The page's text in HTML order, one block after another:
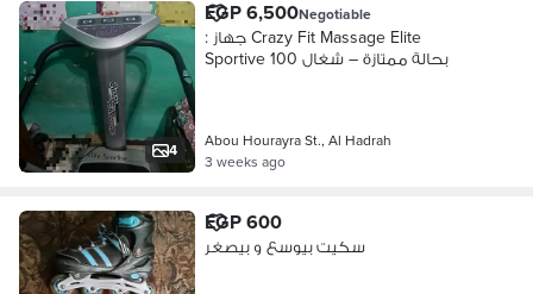
4
EGP 6,500Negotiable
: جهاز Crazy Fit Massage Elite
Sportive بحالة ممتازة – شغال 100
Abou Hourayra St., Al Hadrah
3 weeks ago
EGP 600
سكيت بيوسع و بيصغر